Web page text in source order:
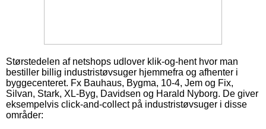
Størstedelen af netshops udlover klik-og-hent hvor man
bestiller billig industristøvsuger hjemmefra og afhenter i
byggecenteret. Fx Bauhaus, Bygma, 10-4, Jem og Fix,
Silvan, Stark, XL-Byg, Davidsen og Harald Nyborg. De giver
eksempelvis click-and-collect på industristøvsuger i disse
områder: